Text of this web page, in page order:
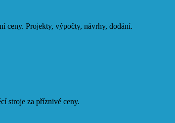
ceny. Projekty, výpočty, návrhy, dodání.
stroje za příznivé ceny.